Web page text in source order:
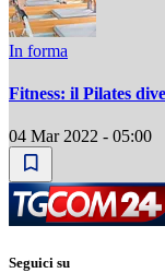
In forma
Fitness: il Pilates
04 Mar 2022 - 05:00
Seguici su